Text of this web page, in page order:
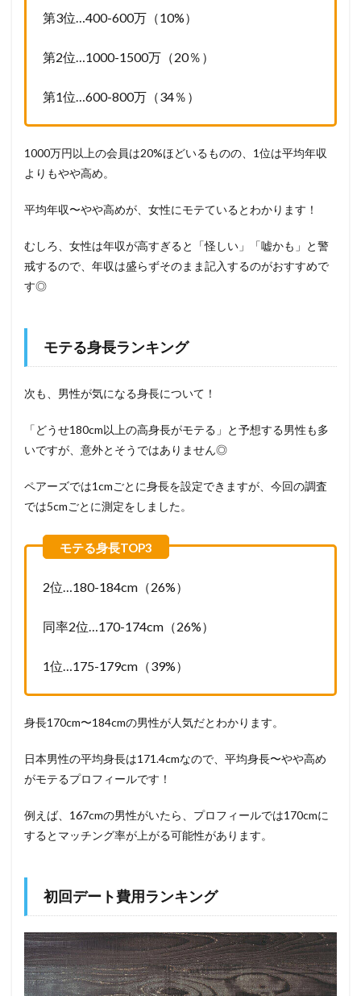
第3位…400-600万（10%）
第2位…1000-1500万（20％）
第1位…600-800万（34％）
1000万円以上の会員は20%ほどいるものの、1位は平均年収
よりもやや高め。
平均年収〜やや高めが、女性にモテているとわかります！
むしろ、女性は年収が高すぎると「怪しい」「嘘かも」と警
戒するので、年収は盛らずそのまま記入するのがおすすめで
す◎
モテる身長ランキング
次も、男性が気になる身長について！
「どうせ180cm以上の高身長がモテる」と予想する男性も多
いですが、意外とそうではありません◎
ペアーズでは1cmごとに身長を設定できますが、今回の調査
では5cmごとに測定をしました。
2位…180-184cm（26%）
同率2位…170-174cm（26%）
1位…175-179cm（39%）
身長170cm〜184cmの男性が人気だとわかります。
日本男性の平均身長は171.4cmなので、平均身長〜やや高め
がモテるプロフィールです！
例えば、167cmの男性がいたら、プロフィールでは170cmに
するとマッチング率が上がる可能性があります。
初回デート費用ランキング